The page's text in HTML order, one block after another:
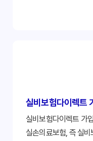
꼼히 확인하고, 다양
험료 부담을 줄이도록 노력하세요.
렉트를 통해
실비보험다이렉트
실비보험다이렉트 가
실손의료보험, 즉 실